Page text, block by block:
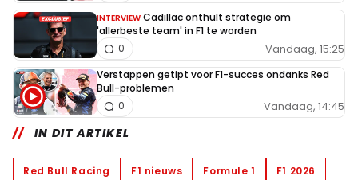
INTERVIEW Cadillac onthult strategie om
'allerbeste team' in F1 te worden
Vandaag, 15:25
0
Verstappen getipt voor F1-succes ondanks Red
Bull-problemen
Vandaag, 14:45
0
IN DIT ARTIKEL
Red Bull Racing F1 nieuws Formule 1
F1 2026